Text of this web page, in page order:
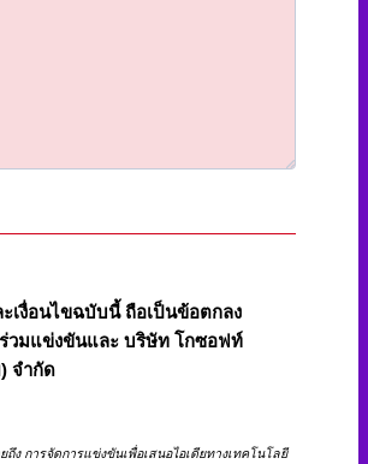
เงื่อนไขฉบับนี้ ถือเป็นข้อตกลง
ร่วมแข่งขันและ บริษัท โกซอฟท์
จำกัด
ถึง การจัดการแข่งขันเพื่อเสนอไอเดียทางเทคโนโลยี